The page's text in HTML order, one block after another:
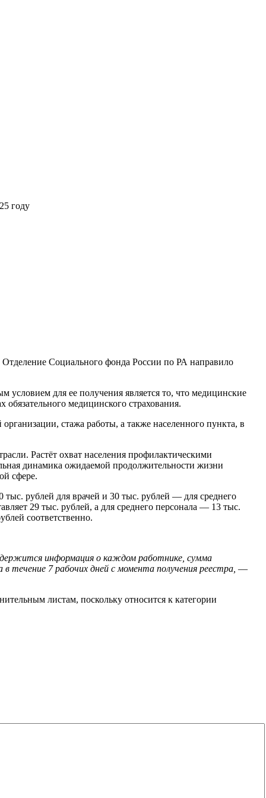
году
Социального фонда России по РА направило
для ее получения является то, что медицинские
медицинского страхования.
стажа работы, а также населенного пункта, в
Растёт охват населения профилактическими
динамика ожидаемой продолжительности жизни
сфере.
тыс. рублей для врачей и 30 тыс. рублей — для среднего
29 тыс. рублей, а для среднего персонала — 13 тыс.
соответственно.
информация о каждом работнике, сумма
7 рабочих дней с момента получения реестра, —
листам, поскольку относится к категории